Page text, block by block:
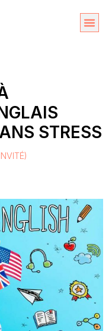
STRESS